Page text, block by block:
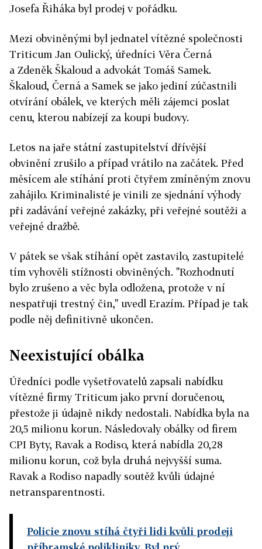
Josefa Řiháka byl prodej v pořádku.
Mezi obviněnými byl jednatel vítězné společnosti
Triticum Jan Oulický, úředníci Věra Černá
a Zdeněk Škaloud a advokát Tomáš Samek.
Škaloud, Černá a Samek se jako jediní zúčastnili
otvírání obálek, ve kterých měli zájemci poslat
cenu, kterou nabízejí za koupi budovy.
Letos na jaře státní zastupitelství dřívější
obvinění zrušilo a případ vrátilo na začátek. Před
měsícem ale stíhání proti čtyřem zmíněným znovu
zahájilo. Kriminalisté je vinili ze sjednání výhody
při zadávání veřejné zakázky, při veřejné soutěži a
veřejné dražbě.
V pátek se však stíhání opět zastavilo, zastupitelé
tím vyhověli stížnosti obviněných. "Rozhodnutí
bylo zrušeno a věc byla odložena, protože v ní
nespatřuji trestný čin," uvedl Erazím. Případ je tak
podle něj definitivně ukončen.
Neexistující obálka
Úředníci podle vyšetřovatelů zapsali nabídku
vítězné firmy Triticum jako první doručenou,
přestože ji údajně nikdy nedostali. Nabídka byla na
20,5 milionu korun. Následovaly obálky od firem
CPI Byty, Ravak a Rodiso, která nabídla 20,28
milionu korun, což byla druhá nejvyšší suma.
Ravak a Rodiso napadly soutěž kvůli údajné
netransparentnosti.
Policie znovu stíhá čtyři lidi kvůli prodeji